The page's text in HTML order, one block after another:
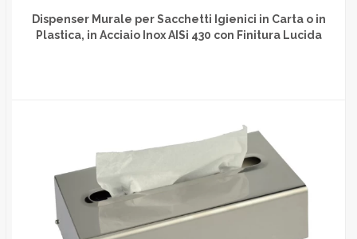
Dispenser Murale per Sacchetti Igienici in Carta o in
Plastica, in Acciaio Inox AISi 430 con Finitura Lucida